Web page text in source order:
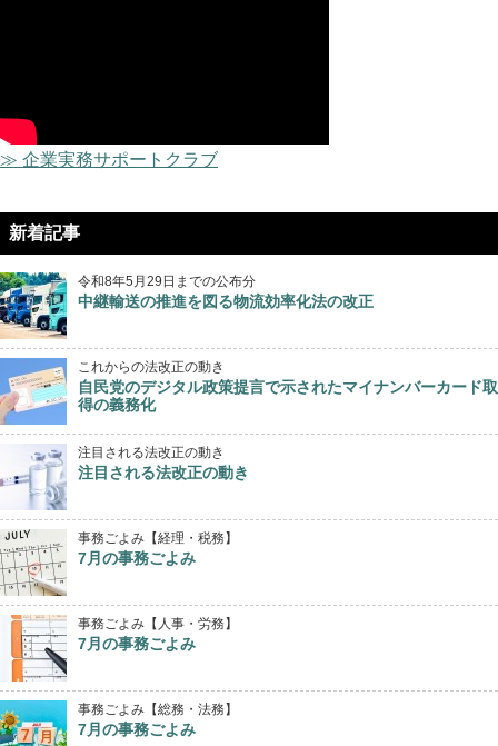
≫ 企業実務サポートクラブ
新着記事
令和8年5月29日までの公布分
中継輸送の推進を図る物流効率化法の改正
これからの法改正の動き
自民党のデジタル政策提言で示されたマイナンバーカード取
得の義務化
注目される法改正の動き
注目される法改正の動き
事務ごよみ【経理・税務】
7月の事務ごよみ
事務ごよみ【人事・労務】
7月の事務ごよみ
事務ごよみ【総務・法務】
7月の事務ごよみ